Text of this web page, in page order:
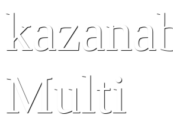
Multi